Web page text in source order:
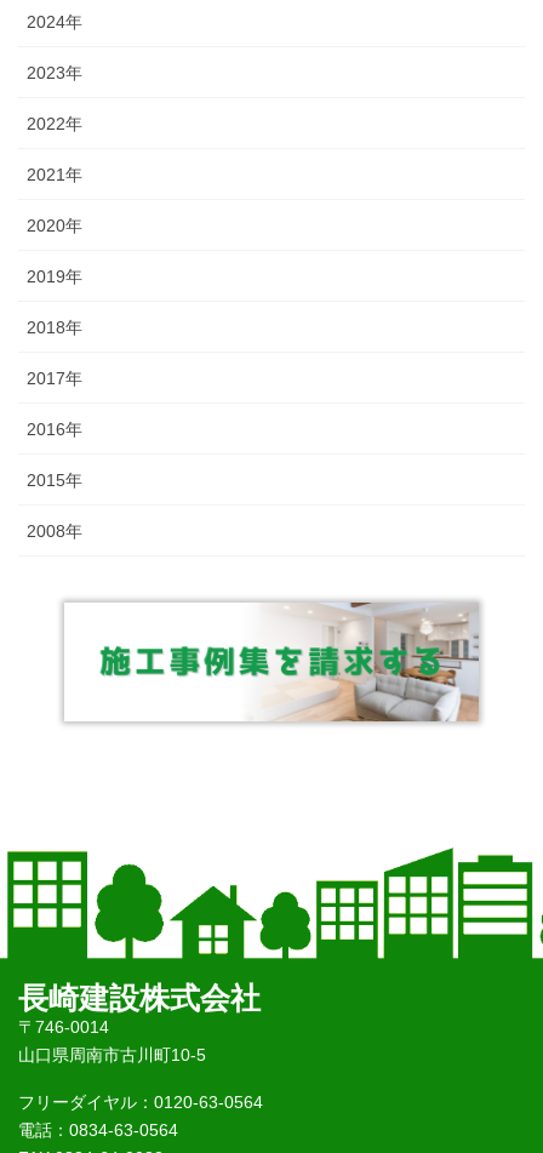
2024年
2023年
2022年
2021年
2020年
2019年
2018年
2017年
2016年
2015年
2008年
長崎建設株式会社
〒746-0014
山口県周南市古川町10-5
フリーダイヤル：0120-63-0564
電話：0834-63-0564